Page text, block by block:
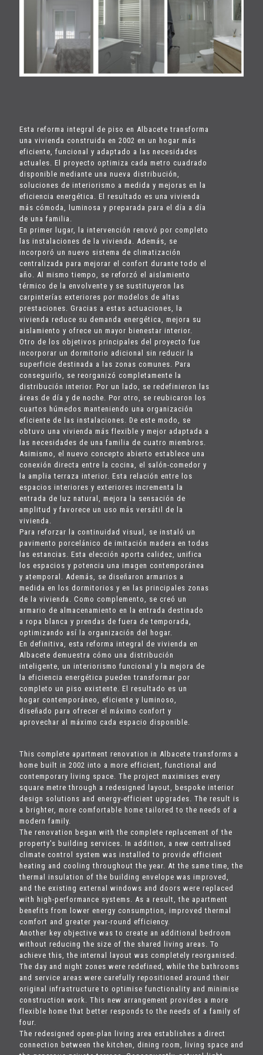
Esta reforma integral de piso en Albacete transforma
una vivienda construida en 2002 en un hogar más
eficiente, funcional y adaptado a las necesidades
actuales. El proyecto optimiza cada metro cuadrado
disponible mediante una nueva distribución,
soluciones de interiorismo a medida y mejoras en la
eficiencia energética. El resultado es una vivienda
más cómoda, luminosa y preparada para el día a día
de una familia.
En primer lugar, la intervención renovó por completo
las instalaciones de la vivienda. Además, se
incorporó un nuevo sistema de climatización
centralizada para mejorar el confort durante todo el
año. Al mismo tiempo, se reforzó el aislamiento
térmico de la envolvente y se sustituyeron las
carpinterías exteriores por modelos de altas
prestaciones. Gracias a estas actuaciones, la
vivienda reduce su demanda energética, mejora su
aislamiento y ofrece un mayor bienestar interior.
Otro de los objetivos principales del proyecto fue
incorporar un dormitorio adicional sin reducir la
superficie destinada a las zonas comunes. Para
conseguirlo, se reorganizó completamente la
distribución interior. Por un lado, se redefinieron las
áreas de día y de noche. Por otro, se reubicaron los
cuartos húmedos manteniendo una organización
eficiente de las instalaciones. De este modo, se
obtuvo una vivienda más flexible y mejor adaptada a
las necesidades de una familia de cuatro miembros.
Asimismo, el nuevo concepto abierto establece una
conexión directa entre la cocina, el salón-comedor y
la amplia terraza interior. Esta relación entre los
espacios interiores y exteriores incrementa la
entrada de luz natural, mejora la sensación de
amplitud y favorece un uso más versátil de la
vivienda.
Para reforzar la continuidad visual, se instaló un
pavimento porcelánico de imitación madera en todas
las estancias. Esta elección aporta calidez, unifica
los espacios y potencia una imagen contemporánea
y atemporal. Además, se diseñaron armarios a
medida en los dormitorios y en las principales zonas
de la vivienda. Como complemento, se creó un
armario de almacenamiento en la entrada destinado
a ropa blanca y prendas de fuera de temporada,
optimizando así la organización del hogar.
En definitiva, esta reforma integral de vivienda en
Albacete demuestra cómo una distribución
inteligente, un interiorismo funcional y la mejora de
la eficiencia energética pueden transformar por
completo un piso existente. El resultado es un
hogar contemporáneo, eficiente y luminoso,
diseñado para ofrecer el máximo confort y
aprovechar al máximo cada espacio disponible.
This complete apartment renovation in Albacete transforms a
home built in 2002 into a more efficient, functional and
contemporary living space. The project maximises every
square metre through a redesigned layout, bespoke interior
design solutions and energy-efficient upgrades. The result is
a brighter, more comfortable home tailored to the needs of a
modern family.
The renovation began with the complete replacement of the
property's building services. In addition, a new centralised
climate control system was installed to provide efficient
heating and cooling throughout the year. At the same time, the
thermal insulation of the building envelope was improved,
and the existing external windows and doors were replaced
with high-performance systems. As a result, the apartment
benefits from lower energy consumption, improved thermal
comfort and greater year-round efficiency.
Another key objective was to create an additional bedroom
without reducing the size of the shared living areas. To
achieve this, the internal layout was completely reorganised.
The day and night zones were redefined, while the bathrooms
and service areas were carefully repositioned around their
original infrastructure to optimise functionality and minimise
construction work. This new arrangement provides a more
flexible home that better responds to the needs of a family of
four.
The redesigned open-plan living area establishes a direct
connection between the kitchen, dining room, living space and